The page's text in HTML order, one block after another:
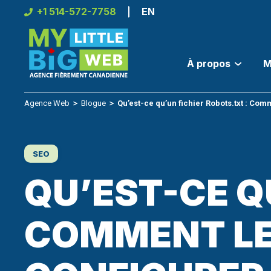
+1 514-572-7758 EN
À propos
Agence Web ＞ Blogue ＞ Qu’est-ce qu’un fichier Robots.txt :
SEO
QU’EST-CE
COMMENT